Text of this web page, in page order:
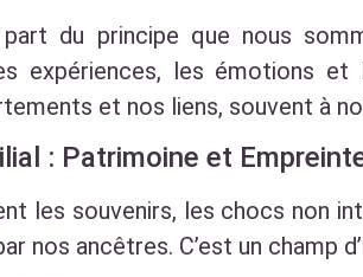
part du principe que nous
expériences, les émotions et
et nos liens, souvent à
: Patrimoine et
les souvenirs, les chocs non
nos ancêtres. C’est un champ